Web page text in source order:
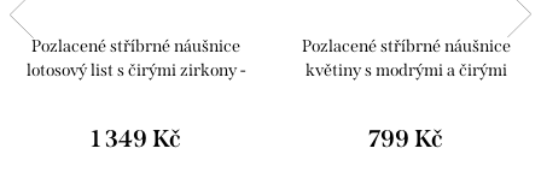
Pozlacené stříbrné náušnice
lotosový list s čirými zirkony -
1 349 Kč
Pozlacené stříbrné náušnice
květiny s modrými a čirými
799 Kč